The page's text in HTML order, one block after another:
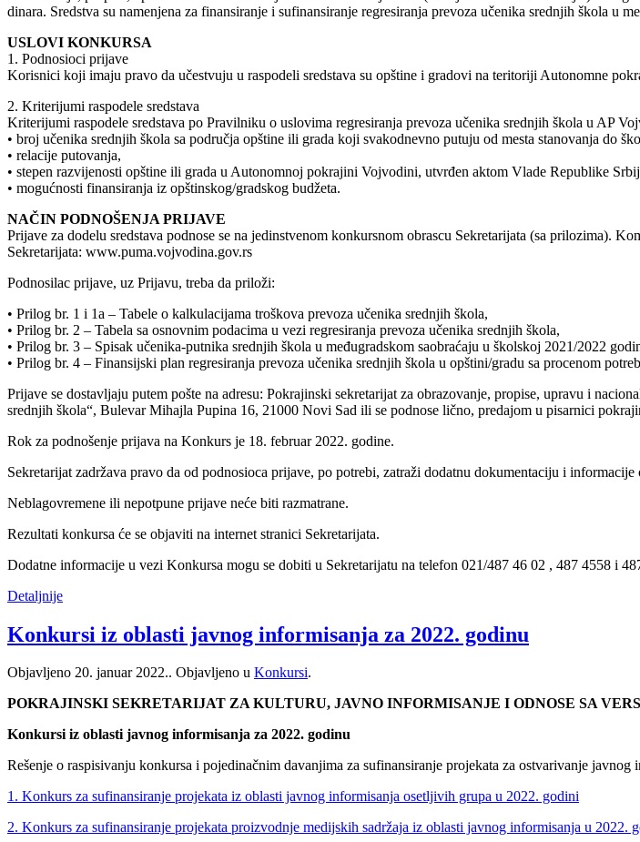
dinara. Sredstva su namenjena za finansiranje i sufinansiranje regresiranja prevoza učenika srednjih škola u
USLOVI KONKURSA
1. Podnosioci prijave
Korisnici koji imaju pravo da učestvuju u raspodeli sredstava su opštine i gradovi na teritoriji Autonomne
2. Kriterijumi raspodele sredstava
Kriterijumi raspodele sredstava po Pravilniku o uslovima regresiranja prevoza učenika srednjih škola u AP
• broj učenika srednjih škola sa područja opštine ili grada koji svakodnevno putuju od mesta stanovanja do
• relacije putovanja,
• stepen razvijenosti opštine ili grada u Autonomnoj pokrajini Vojvodini, utvrđen aktom Vlade Republike
• mogućnosti finansiranja iz opštinskog/gradskog budžeta.
NAČIN PODNOŠENJA PRIJAVE
Prijave za dodelu sredstava podnose se na jedinstvenom konkursnom obrascu Sekretarijata (sa prilozima).
Sekretarijata: www.puma.vojvodina.gov.rs
Podnosilac prijave, uz Prijavu, treba da priloži:
• Prilog br. 1 i 1a – Tabele o kalkulacijama troškova prevoza učenika srednjih škola,
• Prilog br. 2 – Tabela sa osnovnim podacima u vezi regresiranja prevoza učenika srednjih škola,
• Prilog br. 3 – Spisak učenika-putnika srednjih škola u međugradskom saobraćaju u školskoj 2021/2022
• Prilog br. 4 – Finansijski plan regresiranja prevoza učenika srednjih škola u opštini/gradu sa procenom
Prijave se dostavljaju putem pošte na adresu: Pokrajinski sekretarijat za obrazovanje, propise, upravu i
srednjih škola“, Bulevar Mihajla Pupina 16, 21000 Novi Sad ili se podnose lično, predajom u pisarnici
Rok za podnošenje prijava na Konkurs je 18. februar 2022. godine.
Sekretarijat zadržava pravo da od podnosioca prijave, po potrebi, zatraži dodatnu dokumentaciju i
Neblagovremene ili nepotpune prijave neće biti razmatrane.
Rezultati konkursa će se objaviti na internet stranici Sekretarijata.
Dodatne informacije u vezi Konkursa mogu se dobiti u Sekretarijatu na telefon 021/487 46 02 , 487 4558 i
Detaljnije
Konkursi iz oblasti javnog informisanja za 2022. godinu
Objavljeno 20. januar 2022.. Objavljeno u Konkursi.
POKRAJINSKI SEKRETARIJAT ZA KULTURU, JAVNO INFORMISANJE I ODNOSE SA
Konkursi iz oblasti javnog informisanja za 2022. godinu
Rešenje o raspisivanju konkursa i pojedinačnim davanjima za sufinansiranje projekata za ostvarivanje
1. Konkurs za sufinansiranje projekata iz oblasti javnog informisanja osetljivih grupa u 2022. godini
2. Konkurs za sufinansiranje projekata proizvodnje medijskih sadržaja iz oblasti javnog informisanja u 2022.